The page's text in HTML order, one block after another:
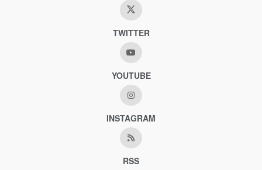
TWITTER
YOUTUBE
INSTAGRAM
RSS